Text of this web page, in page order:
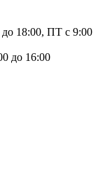
18:00, ПТ с 9:00
до 16:00